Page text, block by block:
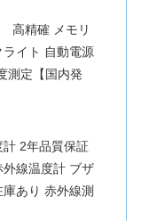
高精確 メモリ
イト 自動電源
測定【国内発
2年品質保証
線温度計 ブザ
あり 赤外線測